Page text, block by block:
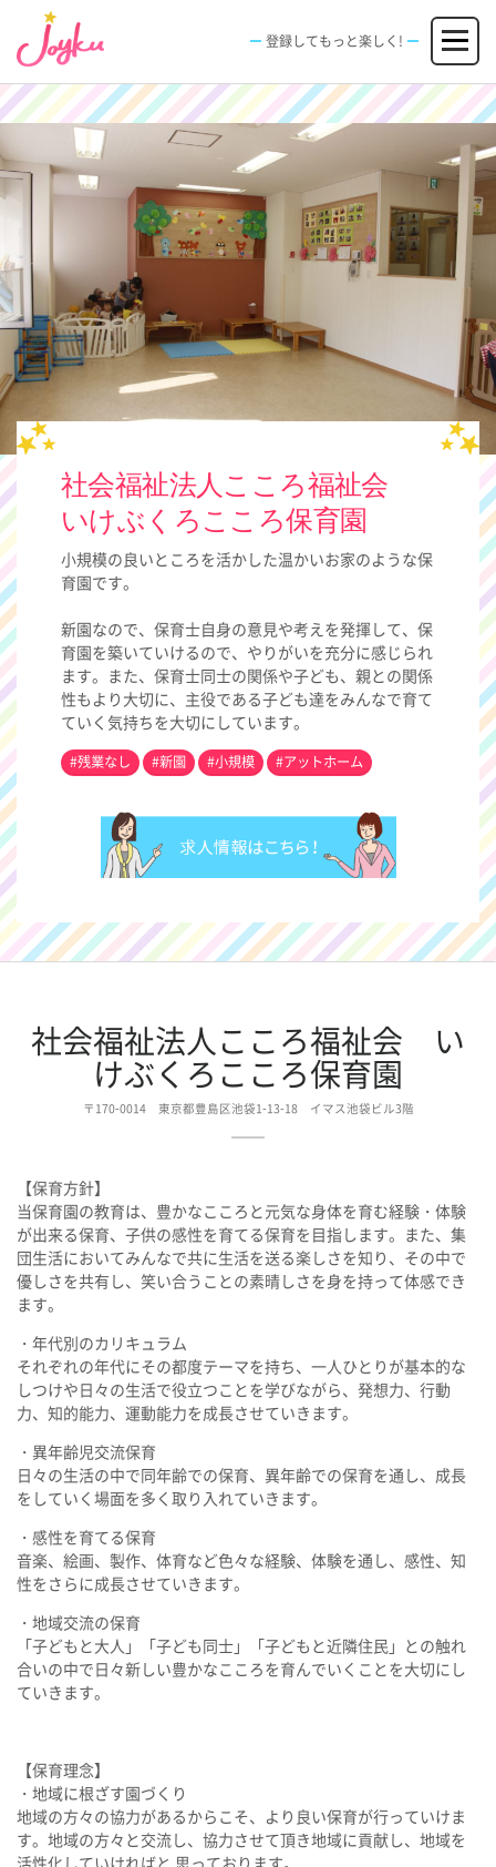
ン
ツ
へ
ス
キ
ッ
メニュー
JOBS
求人情報
FACILITIES
施設
SPECIAL
エンタメ特典
EVENT
イベント
新規登録 ログイン
登録してもっと楽しく!
社会福祉法人こころ福祉会
いけぶくろこころ保育園
小規模の良いところを活かした温かいお家のような保
育園です。
新園なので、保育士自身の意見や考えを発揮して、保
育園を築いていけるので、やりがいを充分に感じられ
ます。また、保育士同士の関係や子ども、親との関係
性もより大切に、主役である子ども達をみんなで育て
ていく気持ちを大切にしています。
#残業なし #新園 #小規模 #アットホーム
社会福祉法人こころ福祉会 い
けぶくろこころ保育園
〒170-0014 東京都豊島区池袋1-13-18 イマス池袋ビル3階
【保育方針】
当保育園の教育は、豊かなこころと元気な身体を育む経験・体験
が出来る保育、子供の感性を育てる保育を目指します。また、集
団生活においてみんなで共に生活を送る楽しさを知り、その中で
優しさを共有し、笑い合うことの素晴しさを身を持って体感でき
ます。
・年代別のカリキュラム
それぞれの年代にその都度テーマを持ち、一人ひとりが基本的な
しつけや日々の生活で役立つことを学びながら、発想力、行動
力、知的能力、運動能力を成長させていきます。
・異年齢児交流保育
日々の生活の中で同年齢での保育、異年齢での保育を通し、成長
をしていく場面を多く取り入れていきます。
・感性を育てる保育
音楽、絵画、製作、体育など色々な経験、体験を通し、感性、知
性をさらに成長させていきます。
・地域交流の保育
「子どもと大人」「子ども同士」「子どもと近隣住民」との触れ
合いの中で日々新しい豊かなこころを育んでいくことを大切にし
ていきます。
【保育理念】
・地域に根ざす園づくり
地域の方々の協力があるからこそ、より良い保育が行っていけま
す。地域の方々と交流し、協力させて頂き地域に貢献し、地域を
活性化していければと 思っております。